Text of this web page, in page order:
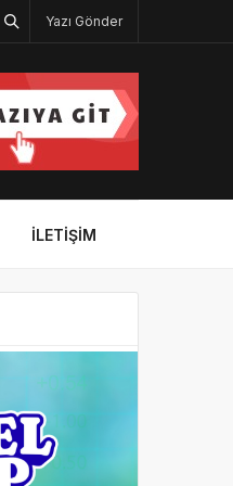
Yazı Gönder
İLETIŞIM